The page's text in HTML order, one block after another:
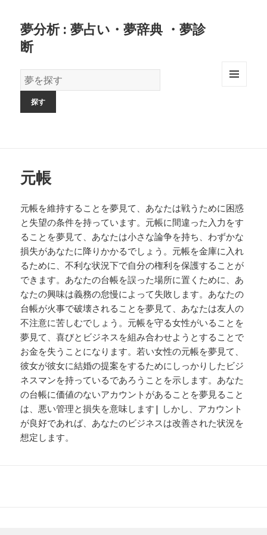
夢分析 : 夢占い・夢辞典 ・夢診
断
夢
の
元帳
元帳を維持することを夢見て、あなたは戦うために困惑
と失望の条件を持っています。元帳に間違った入力をす
ることを夢見て、あなたは小さな論争を持ち、わずかな
損失があなたに降りかかるでしょう。元帳を金庫に入れ
るために、不利な状況下で自分の権利を保護することが
できます。あなたの台帳を誤った場所に置くために、あ
なたの興味は義務の怠慢によって失敗します。あなたの
台帳が火事で破壊されることを夢見て、あなたは友人の
不注意に苦しむでしょう。元帳を守る女性がいることを
夢見て、喜びとビジネスを組み合わせようとすることで
お金を失うことになります。若い女性の元帳を夢見て、
彼女が彼女に結婚の提案をするためにしっかりしたビジ
ネスマンを持っているであろうことを示します。あなた
の台帳に価値のないアカウントがあることを夢見ること
は、悪い管理と損失を意味します| しかし、アカウント
が良好であれば、あなたのビジネスは改善された状況を
想定します。